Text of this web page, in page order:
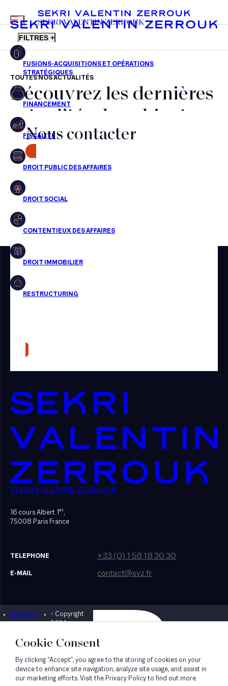
FR EN
MENU
SEKRI VALENTIN ZERROUK
FILTRES +
Fusions-acquisitions et opérations stratégiques
Financement
Fiscalité
Droit public des affaires
Droit social
Droit immobilier
Restructuring
Presse
TOUTES NOS ACTUALITÉS
Découvrez les dernières
actualités du cabinet,
nos récompenses et nos
transactions, jour après
jour
Aucun résultats pour cette recherche
Nous contacter
SEKRI VALENTIN ZERROUK
16 cours Albert 1er,
75008 Paris France
TELEPHONE +33 (0) 1 58 18 30 30
E-MAIL contact@svz.fr
Mentions
légales
- Copyright
2024
Designed by Bonhomme
Cookie Consent
By clicking “Accept”, you agree to the storing of cookies on your
device to enhance site navigation, analyze site usage, and assist in
our marketing efforts. Visit the Privacy Policy to find out more.